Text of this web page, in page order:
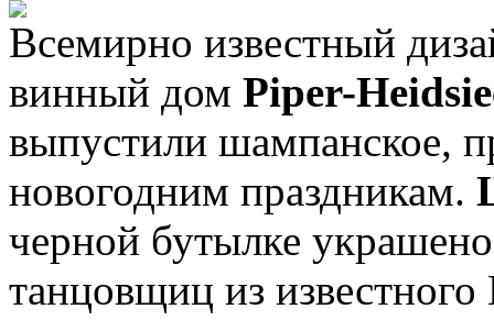
Всемирно известный
винный дом Piper-
выпустили шампанское,
новогодним праздникам.
черной бутылке
танцовщиц из